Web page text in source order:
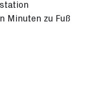
Minuten zu Fuß